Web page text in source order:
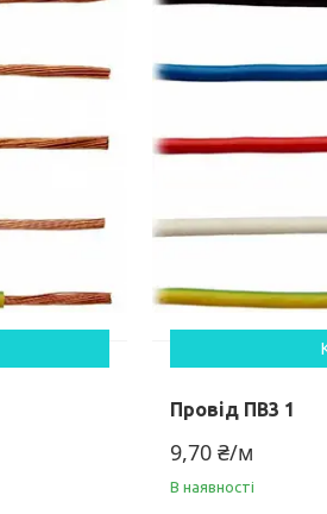
Провід ПВ3 1
9,70 ₴/м
В наявності